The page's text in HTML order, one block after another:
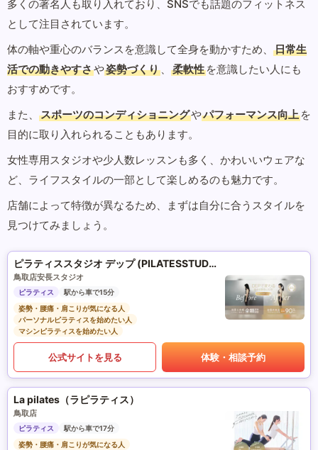
多くの著名人も取り入れており、SNSでも話題のフィットネス
として注目されています。
体の軸や重心のバランスを意識して全身を動かすため、
日常生
活での動きやすさや姿勢づくり 、 柔軟性 を意識したい人にも
おすすめです。
また、
スポーツのコンディショニングやパフォーマンス向上 を
目的に取り入れられることもあります。
女性専用スタジオや少人数レッスンも多く、かわいいウェアな
ど、ライフスタイルの一部として楽しめるのも魅力です。
店舗によって特徴が異なるため、まずは自分に合うスタイルを
見つけてみましょう。
ピラティススタジオ デップ (PILATESSTUDIO DEP)
鳥取店安長スタジオ
ピラティス
駅から車で15分
姿勢・腰痛・肩こりが気になる人
パーソナルピラティスを始めたい人
マシンピラティスを始めたい人
公式サイトを見る 体験・相談予約
La pilates（ラピラティス）
鳥取店
ピラティス
駅から車で17分
姿勢・腰痛・肩こりが気になる人